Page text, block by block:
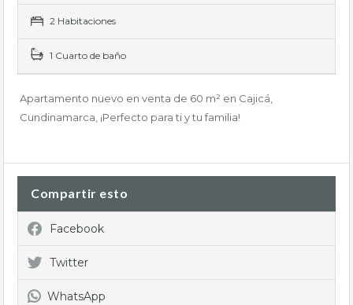
2 Habitaciones
1 Cuarto de baño
Apartamento nuevo en venta de 60 m² en Cajicá,
Cundinamarca, ¡Perfecto para ti y tu familia!
Compartir esto
Facebook
Twitter
WhatsApp